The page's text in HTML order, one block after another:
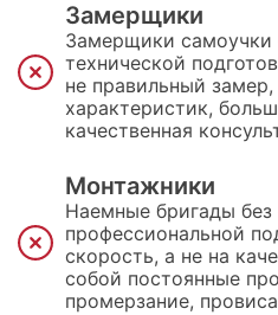
Замерщики
Замерщики самоучки
технической
не правильный
характеристик,
качественная
Монтажники
Наемные бригады без
профессиональной
скорость, а не на
собой постоянные
промерзание,